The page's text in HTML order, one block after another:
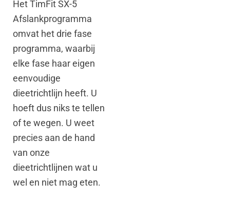
Het TimFit SX-5
Afslankprogramma
omvat het drie fase
programma, waarbij
elke fase haar eigen
eenvoudige
dieetrichtlijn heeft. U
hoeft dus niks te tellen
of te wegen. U weet
precies aan de hand
van onze
dieetrichtlijnen wat u
wel en niet mag eten.